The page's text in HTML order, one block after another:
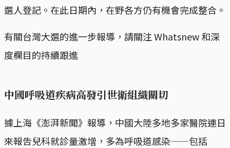
選人登記。在此日期內，在野各方仍有機會完成整合。
有關台灣大選的進一步報導，請關注 Whatsnew 和深
度欄目的持續跟進
中國呼吸道疾病高發引世衛組織關切
據上海《澎湃新聞》報導，中國大陸多地多家醫院連日
來報告兒科就診量激增，多為呼吸道感染——包括